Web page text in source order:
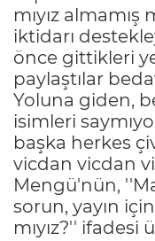
mıyız almamış
iktidarı
önce gittikleri
paylaştılar
Yoluna giden,
isimleri
başka herkes
vicdan vicdan
Mengü'nün,
sorun, yayın
mıyız?'' ifadesi